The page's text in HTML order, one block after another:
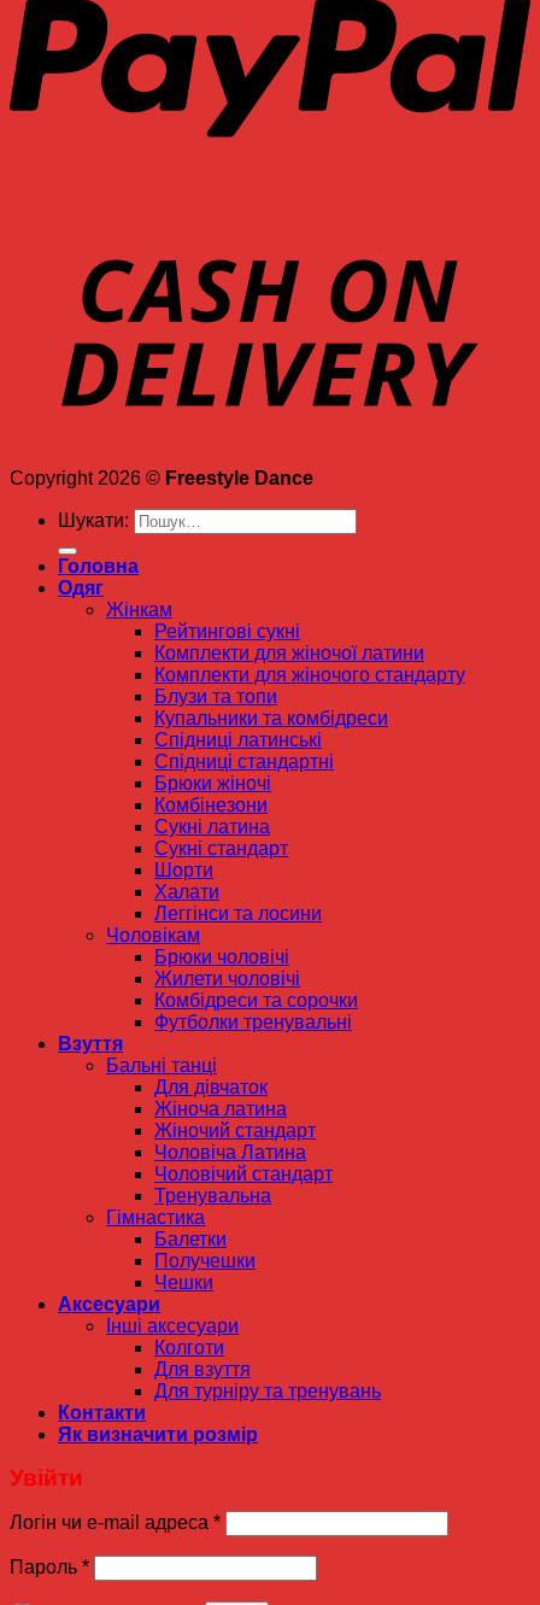
Copyright 2026 © Freestyle Dance
Шукати:
Головна
Одяг
Жінкам
Рейтингові сукні
Комплекти для жіночої латини
Комплекти для жіночого стандарту
Блузи та топи
Купальники та комбідреси
Спідниці латинські
Спідниці стандартні
Брюки жіночі
Комбінезони
Сукні латина
Сукні стандарт
Шорти
Халати
Леггінси та лосини
Чоловікам
Брюки чоловічі
Жилети чоловічі
Комбідреси та сорочки
Футболки тренувальні
Взуття
Бальні танці
Для дівчаток
Жіноча латина
Жіночий стандарт
Чоловіча Латина
Чоловічий стандарт
Тренувальна
Гімнастика
Балетки
Получешки
Чешки
Аксесуари
Інші аксесуари
Колготи
Для взуття
Для турніру та тренувань
Контакти
Як визначити розмір
Увійти
Логін чи e-mail адреса *
Пароль *